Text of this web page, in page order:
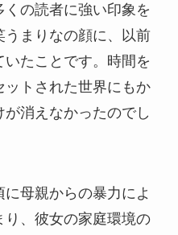
の読者に強い印象を
まりなの顔に、以前
たことです。時間を
トされた世界にもか
消えなかったのでし
母親からの暴力によ
り、彼女の家庭環境の